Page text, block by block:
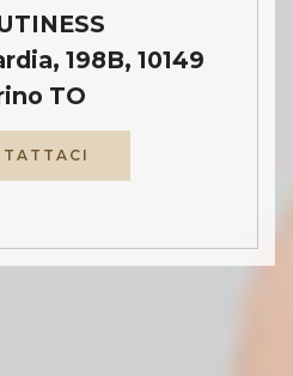
198B, 10149
TO